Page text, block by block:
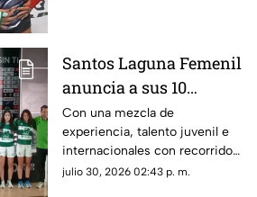
Santos Laguna Femenil
anuncia a sus 10
refuerzos para el
Apertura 2026; conoce
quiénes son las nuevas
Guerreras
Con una mezcla de
experiencia, talento juvenil e
internacionales con recorrido
en selecciones nacionales,
julio 30, 2026 02:43 p. m.